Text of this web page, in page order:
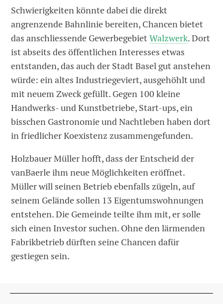
Schwierigkeiten könnte dabei die direkt
angrenzende Bahnlinie bereiten, Chancen bietet
das anschliessende GewerbegebietWalzwerk. Dort
ist abseits des öffentlichen Interesses etwas
entstanden, das auch der Stadt Basel gut anstehen
würde: ein altes Industriegeviert, ausgehöhlt und
mit neuem Zweck gefüllt. Gegen 100 kleine
Handwerks- und Kunstbetriebe, Start-ups, ein
bisschen Gastronomie und Nachtleben haben dort
in friedlicher Koexistenz zusammengefunden.
Holzbauer Müller hofft, dass der Entscheid der
vanBaerle ihm neue Möglichkeiten eröffnet.
Müller will seinen Betrieb ebenfalls zügeln, auf
seinem Gelände sollen 13 Eigentumswohnungen
entstehen. Die Gemeinde teilte ihm mit, er solle
sich einen Investor suchen. Ohne den lärmenden
Fabrikbetrieb dürften seine Chancen dafür
gestiegen sein.